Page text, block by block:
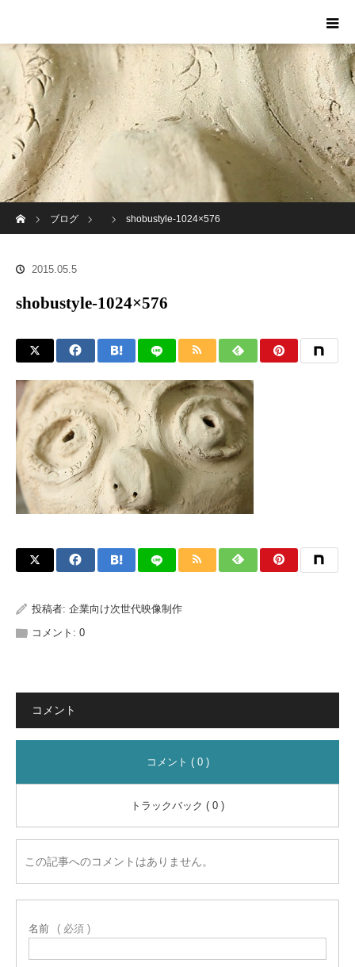
ブログ
shobustyle-1024×576
2015.05.5
shobustyle-1024×576
投稿者: 企業向け次世代映像制作
コメント: 0
コメント
コメント ( 0 )
トラックバック ( 0 )
この記事へのコメントはありません。
名前 ( 必須 )